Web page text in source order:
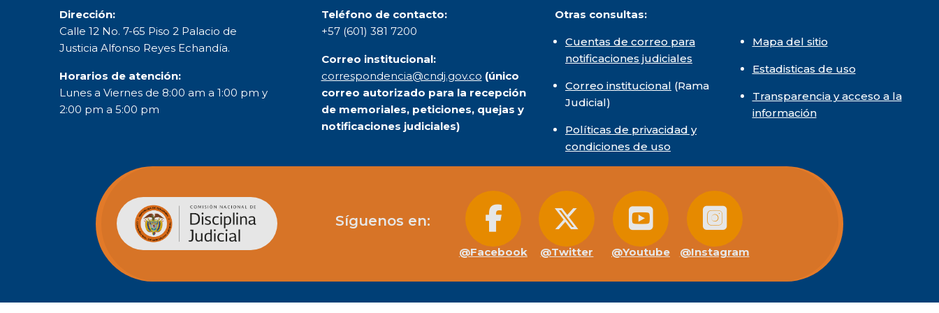
Dirección:
Calle 12 No. 7-65 Piso 2 Palacio de
Justicia Alfonso Reyes Echandía.
Horarios de atención:
Lunes a Viernes de 8:00 am a 1:00 pm y
2:00 pm a 5:00 pm
Teléfono de contacto:
+57 (601) 381 7200
Correo institucional:
correspondencia@cndj.gov.co (único
correo autorizado para la recepción
de memoriales, peticiones, quejas y
notificaciones judiciales)
Otras consultas:
Cuentas de correo para
notificaciones judiciales
Correo institucional (Rama
Judicial)
Políticas de privacidad y
condiciones de uso
Mapa del sitio
Estadisticas de uso
Transparencia y acceso a la
información
Síguenos en:
@Facebook @Twitter @Youtube @Instagram